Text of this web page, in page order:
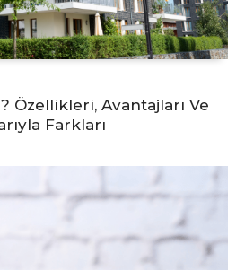
Özellikleri, Avantajları Ve
Farkları